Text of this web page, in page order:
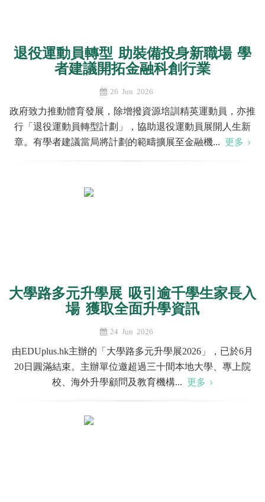
退役運動員轉型 助裝備投身新職場 學
者建議開拓金融科創行業
26 Jun 2026
政府致力推動體育發展，除增撥資源培訓精英運動員，亦推
行「退役運動員轉型計劃」，協助退役運動員展開人生新
章。有學者建議當局將計劃的範疇擴展至金融機... 更多
大學路多元升學展 吸引逾千學生家長入
場 獲取全面升學資訊
24 Jun 2026
由EDUplus.hk主辦的「大學路多元升學展2026」，已於6月
20日圓滿結束。主辦單位邀超過三十間本地大學、專上院
校、海外升學顧問及教育機構... 更多